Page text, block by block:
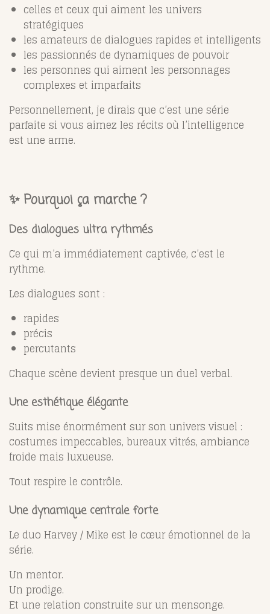
celles et ceux qui aiment les univers
stratégiques
les amateurs de dialogues rapides et intelligents
les passionnés de dynamiques de pouvoir
les personnes qui aiment les personnages
complexes et imparfaits
Personnellement, je dirais que c’est une série
parfaite si vous aimez les récits où l’intelligence
est une arme.
✨ Pourquoi ça marche ?
Des dialogues ultra rythmés
Ce qui m’a immédiatement captivée, c’est le
rythme.
Les dialogues sont :
rapides
précis
percutants
Chaque scène devient presque un duel verbal.
Une esthétique élégante
Suits mise énormément sur son univers visuel :
costumes impeccables, bureaux vitrés, ambiance
froide mais luxueuse.
Tout respire le contrôle.
Une dynamique centrale forte
Le duo Harvey / Mike est le cœur émotionnel de la
série.
Un mentor.
Un prodige.
Et une relation construite sur un mensonge.